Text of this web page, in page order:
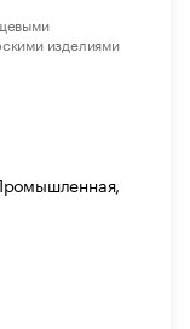
изделиями